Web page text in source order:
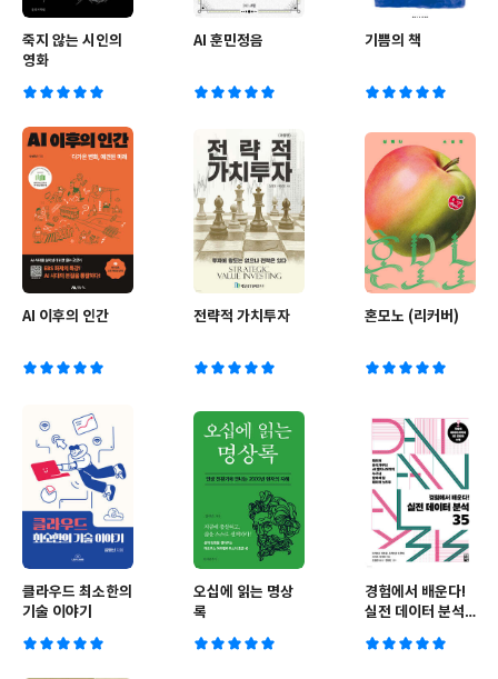
죽지 않는 시인의
영화
AI 훈민정음 기쁨의 책
AI 이후의 인간 전략적 가치투자 혼모노 (리커버)
클라우드 최소한의
기술 이야기
오십에 읽는 명상
록
경험에서 배운다!
실전 데이터 분석